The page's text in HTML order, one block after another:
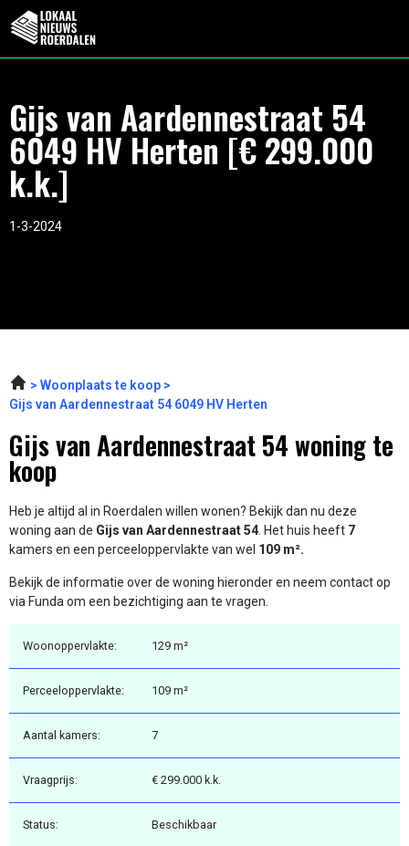
Gijs van Aardennestraat 54
6049 HV Herten [€ 299.000
k.k.]
1-3-2024
Woonplaats te koop
Gijs van Aardennestraat 54 6049 HV Herten
Gijs van Aardennestraat 54 woning te
koop
Heb je altijd al in Roerdalen willen wonen? Bekijk dan nu deze
woning aan de Gijs van Aardennestraat 54. Het huis heeft 7
kamers en een perceeloppervlakte van wel 109 m².
Bekijk de informatie over de woning hieronder en neem contact op
via Funda om een bezichtiging aan te vragen.
Woonoppervlakte: 129 m²
Perceeloppervlakte: 109 m²
Aantal kamers: 7
Vraagprijs: € 299.000 k.k.
Status: Beschikbaar